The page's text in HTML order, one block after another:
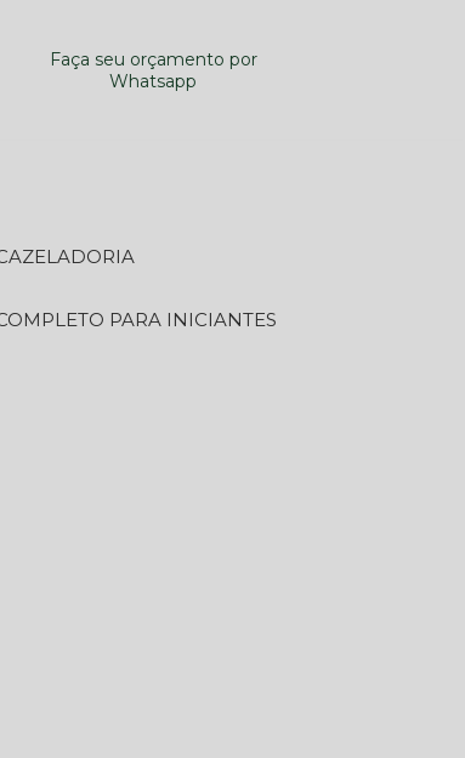
Faça seu orçamento por
Whatsapp
ZELADORIA
PARA INICIANTES